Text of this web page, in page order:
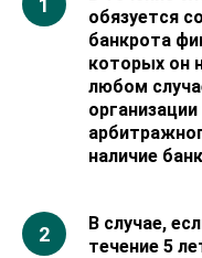
обязуется
банкрота
которых он
любом
наличие
В случае,
течение 5